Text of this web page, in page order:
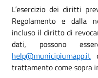
L’esercizio dei diritti
Regolamento e dalla
incluso il diritto di
dati, possono
help@municipiumapp.it
trattamento come sopra